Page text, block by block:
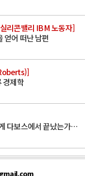
리콘밸리 IBM 노동자]
어 떠난 남편
경제학
다보스에서 끝났는가…